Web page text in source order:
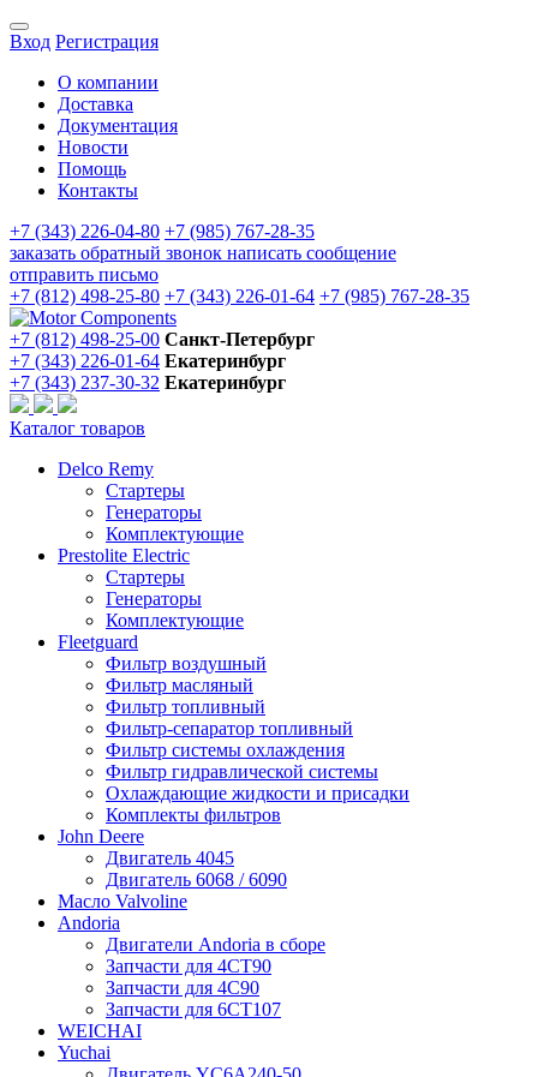
Вход Регистрация
О компании
Доставка
Документация
Новости
Помощь
Контакты
+7 (343) 226-04-80 +7 (985) 767-28-35
заказать обратный звонок написать сообщение
отправить письмо
+7 (812) 498-25-80 +7 (343) 226-01-64 +7 (985) 767-28-35
+7 (812) 498-25-00 Санкт-Петербург
+7 (343) 226-01-64 Екатеринбург
+7 (343) 237-30-32 Екатеринбург
Каталог товаров
Delco Remy
Стартеры
Генераторы
Комплектующие
Prestolite Electric
Стартеры
Генераторы
Комплектующие
Fleetguard
Фильтр воздушный
Фильтр масляный
Фильтр топливный
Фильтр-сепаратор топливный
Фильтр системы охлаждения
Фильтр гидравлической системы
Охлаждающие жидкости и присадки
Комплекты фильтров
John Deere
Двигатель 4045
Двигатель 6068 / 6090
Масло Valvoline
Andoria
Двигатели Andoria в сборе
Запчасти для 4CT90
Запчасти для 4С90
Запчасти для 6CT107
WEICHAI
Yuchai